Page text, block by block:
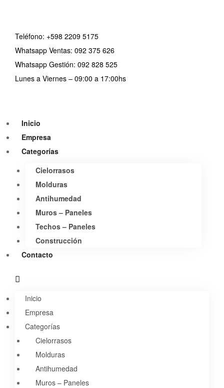
Teléfono: +598 2209 5175
Whatsapp Ventas: 092 375 626
Whatsapp Gestión: 092 828 525
Lunes a Viernes – 09:00 a 17:00hs
Inicio
Empresa
Categorías
Cielorrasos
Molduras
Antihumedad
Muros – Paneles
Techos – Paneles
Construcción
Contacto
Inicio
Empresa
Categorías
Cielorrasos
Molduras
Antihumedad
Muros – Paneles